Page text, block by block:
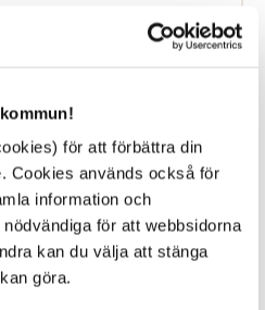
för att förbättra din
Cookies används också för
information och
för att webbsidorna
kan du välja att stänga
göra.
som gäller i
presenteras ...
lokala